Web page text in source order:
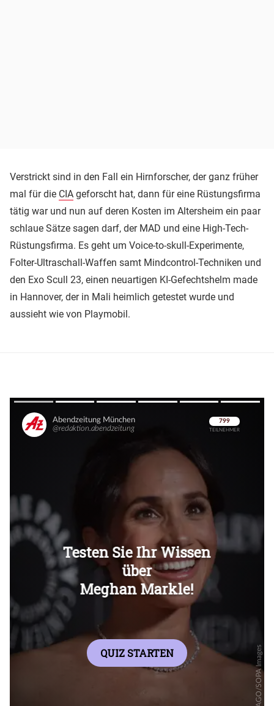
Verstrickt sind in den Fall ein Hirnforscher, der ganz früher
mal für die CIA geforscht hat, dann für eine Rüstungsfirma
tätig war und nun auf deren Kosten im Altersheim ein paar
schlaue Sätze sagen darf, der MAD und eine High-Tech-
Rüstungsfirma. Es geht um Voice-to-skull-Experimente,
Folter-Ultraschall-Waffen samt Mindcontrol-Techniken und
den Exo Scull 23, einen neuartigen KI-Gefechtshelm made
in Hannover, der in Mali heimlich getestet wurde und
aussieht wie von Playmobil.
Überspringen
Überspringen